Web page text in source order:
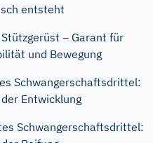
entsteht
Stützgerüst – Garant für
und Bewegung
Schwangerschaftsdrittel:
Entwicklung
Schwangerschaftsdrittel: